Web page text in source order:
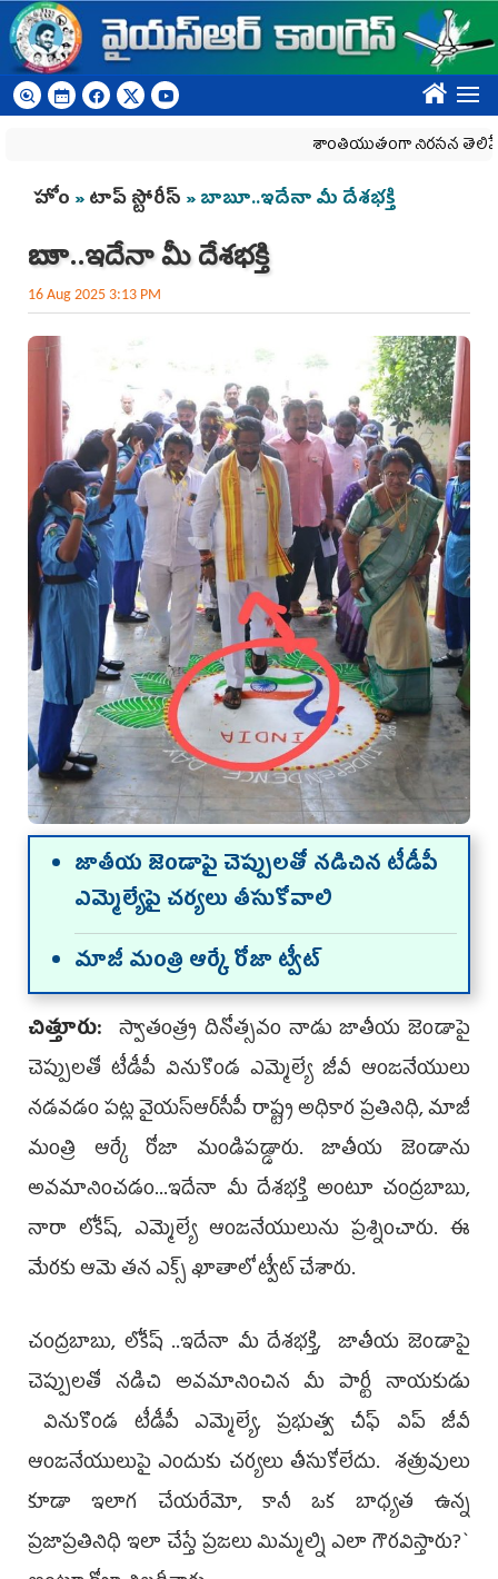
Skip to main content
????
శాంతియుతంగా నిరసన తెలిపే
You are here
హోం »టాప్ స్టోరీస్ » బాబూ..ఇదేనా మీ దేశ‌భ‌క్తి
బాబూ..ఇదేనా మీ దేశ‌భ‌క్తి
16 Aug 2025 3:13 PM
జాతీయ జెండాపై చెప్పులతో న‌డిచిన టీడీపీ
ఎమ్మెల్యేపై చ‌ర్య‌లు తీసుకోవాలి
మాజీ మంత్రి ఆర్కే రోజా ట్వీట్‌
చిత్తూరు:స్వాతంత్ర్య దినోత్స‌వం నాడు జాతీయ జెండాపై
చెప్పులతో టీడీపీ వినుకొండ ఎమ్మెల్యే జీవీ ఆంజ‌నేయులు
న‌డ‌వ‌డం ప‌ట్ల వైయ‌స్ఆర్‌సీపీ రాష్ట్ర అధికార ప్ర‌తినిధి, మాజీ
మంత్రి ఆర్కే రోజా మండిప‌డ్డారు. జాతీయ జెండాను
అవ‌మానించ‌డం...ఇదేనా మీ దేశ‌భ‌క్తి అంటూ చంద్ర‌బాబు,
నారా లోకేష్‌, ఎమ్మెల్యే ఆంజ‌నేయులును ప్ర‌శ్నించారు. ఈ
మేర‌కు ఆమె త‌న ఎక్స్ ఖాతాలో ట్వీట్ చేశారు.
చంద్ర‌బాబు, లోకేష్ ..ఇదేనా మీ దేశభక్తి, జాతీయ జెండాపై
చెప్పులతో నడిచి అవమానించిన మీ పార్టీ నాయ‌కుడు
వినుకొండ టీడీపీ ఎమ్మెల్యే, ప్రభుత్వ చీఫ్ విప్ జీవీ
ఆంజనేయులుపై ఎందుకు చ‌ర్య‌లు తీసుకోలేదు. శత్రువులు
కూడా ఇలాగ చేయరేమో, కానీ ఒక బాధ్యత ఉన్న
ప్రజాప్రతినిధి ఇలా చేస్తే ప్రజలు మిమ్మల్ని ఎలా గౌరవిస్తారు?`